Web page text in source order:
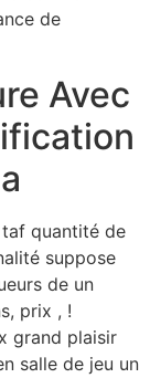
de
Avec
quantité de
suppose
de un
prix , !
grand plaisir
salle de jeu un